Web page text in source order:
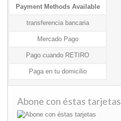
Payment Methods Available
transferencia bancaria
Mercado Pago
Pago cuando RETIRO
Paga en tu domicilio
Abone con éstas tarjetas